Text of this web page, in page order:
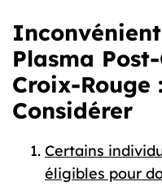
Plasma
Croix-Rouge
Considérer
Certains
éligibles pour